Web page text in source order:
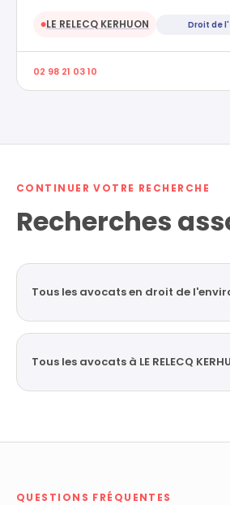
●LE RELECQ KERHUON Droit de
02 98 21 03 10
CONTINUER VOTRE RECHERCHE
Recherches
Tous les avocats en droit de
Tous les avocats à LE RELECQ
QUESTIONS FRÉQUENTES